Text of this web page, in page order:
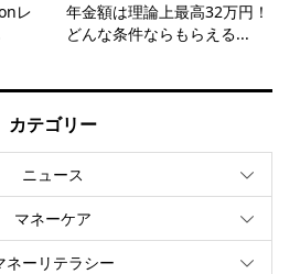
レ
年金額は理論上最高32万円！
どんな条件ならもらえる...
カテゴリー
ニュース
マネーケア
ネーリテラシー